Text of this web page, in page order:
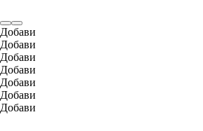
Добави
Добави
Добави
Добави
Добави
Добави
Добави